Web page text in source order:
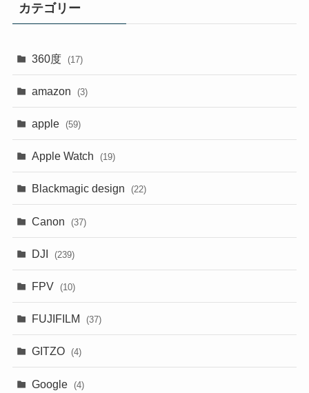
カテゴリー
360度 (17)
amazon (3)
apple (59)
Apple Watch (19)
Blackmagic design (22)
Canon (37)
DJI (239)
FPV (10)
FUJIFILM (37)
GITZO (4)
Google (4)